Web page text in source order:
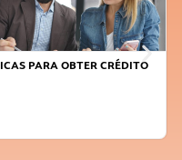
A DIFERENÇA: SEJA